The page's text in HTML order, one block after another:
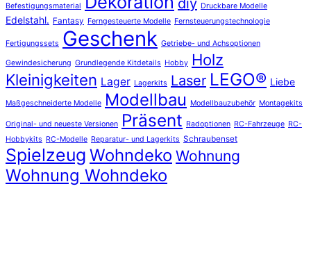
Befestigungsmaterial diy Druckbare Modelle
Edelstahl. Fantasy Ferngesteuerte Modelle Fernsteuerungstechnologie
Fertigungssets Geschenk Getriebe- und Achsoptionen
Gewindesicherung Grundlegende Kitdetails Hobby Holz
Kleinigkeiten Lager Lagerkits Laser LEGO® Liebe
Maßgeschneiderte Modelle Modellbau Modellbauzubehör Montagekits
Original- und neueste Versionen Präsent Radoptionen RC-Fahrzeuge RC-
Hobbykits RC-Modelle Reparatur- und Lagerkits Schraubenset
Spielzeug Wohndeko Wohnung
Wohnung Wohndeko